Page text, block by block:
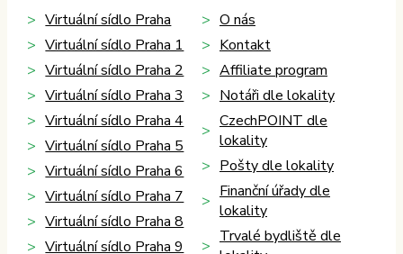
Virtuální sídlo Praha
Virtuální sídlo Praha 1
Virtuální sídlo Praha 2
Virtuální sídlo Praha 3
Virtuální sídlo Praha 4
Virtuální sídlo Praha 5
Virtuální sídlo Praha 6
Virtuální sídlo Praha 7
Virtuální sídlo Praha 8
Virtuální sídlo Praha 9
O nás
Kontakt
Affiliate program
Notáři dle lokality
CzechPOINT dle
lokality
Pošty dle lokality
Finanční úřady dle
lokality
Trvalé bydliště dle